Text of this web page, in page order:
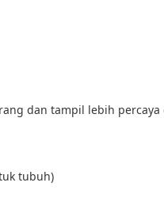
dan tampil lebih
tubuh)